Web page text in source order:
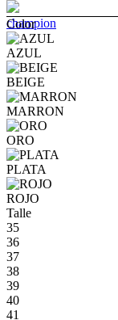
champion
Color
AZUL
BEIGE
MARRON
ORO
PLATA
ROJO
Talle
35
36
37
38
39
40
41